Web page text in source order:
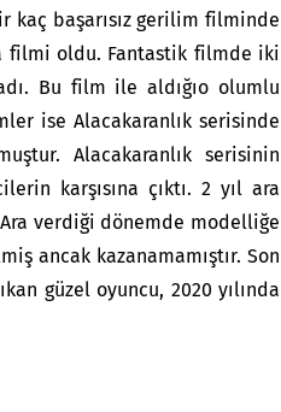
kaç başarısız gerilim filminde
filmi oldu. Fantastik filmde iki
Bu film ile aldığıo olumlu
ise Alacakaranlık serisinde
Alacakaranlık serisinin
karşısına çıktı. 2 yıl ara
verdiği dönemde modelliğe
ancak kazanamamıştır. Son
güzel oyuncu, 2020 yılında